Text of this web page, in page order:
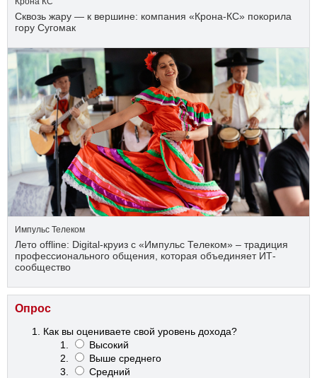
Сквозь жару — к вершине: компания «Крона‑КС» покорила
гору Сугомак
Импульс Телеком
Лето offline: Digital-круиз с «Импульс Телеком» – традиция
профессионального общения, которая объединяет ИТ-
сообщество
Опрос
Как вы оцениваете свой уровень дохода?
Высокий
Выше среднего
Средний